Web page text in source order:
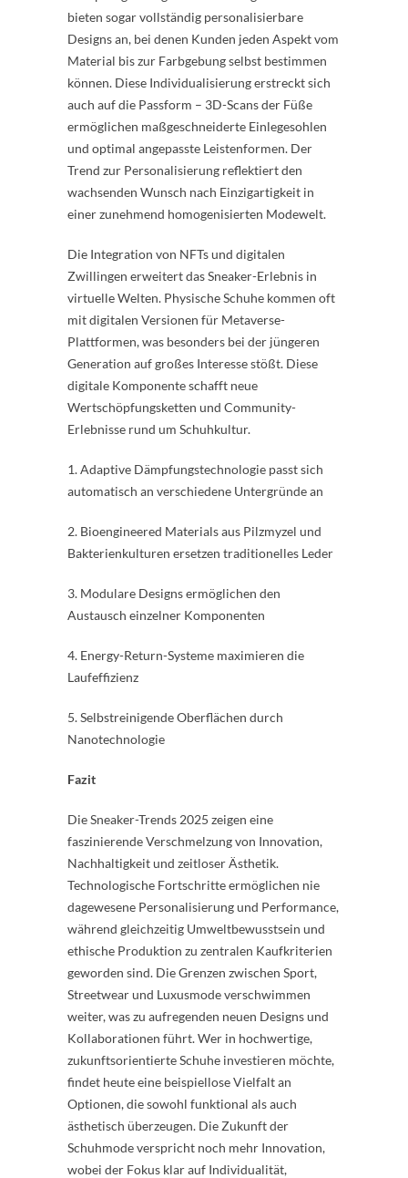
bieten sogar vollständig personalisierbare
Designs an, bei denen Kunden jeden Aspekt vom
Material bis zur Farbgebung selbst bestimmen
können. Diese Individualisierung erstreckt sich
auch auf die Passform – 3D-Scans der Füße
ermöglichen maßgeschneiderte Einlegesohlen
und optimal angepasste Leistenformen. Der
Trend zur Personalisierung reflektiert den
wachsenden Wunsch nach Einzigartigkeit in
einer zunehmend homogenisierten Modewelt.
Die Integration von NFTs und digitalen
Zwillingen erweitert das Sneaker-Erlebnis in
virtuelle Welten. Physische Schuhe kommen oft
mit digitalen Versionen für Metaverse-
Plattformen, was besonders bei der jüngeren
Generation auf großes Interesse stößt. Diese
digitale Komponente schafft neue
Wertschöpfungsketten und Community-
Erlebnisse rund um Schuhkultur.
1. Adaptive Dämpfungstechnologie passt sich
automatisch an verschiedene Untergründe an
2. Bioengineered Materials aus Pilzmyzel und
Bakterienkulturen ersetzen traditionelles Leder
3. Modulare Designs ermöglichen den
Austausch einzelner Komponenten
4. Energy-Return-Systeme maximieren die
Laufeffizienz
5. Selbstreinigende Oberflächen durch
Nanotechnologie
Fazit
Die Sneaker-Trends 2025 zeigen eine
faszinierende Verschmelzung von Innovation,
Nachhaltigkeit und zeitloser Ästhetik.
Technologische Fortschritte ermöglichen nie
dagewesene Personalisierung und Performance,
während gleichzeitig Umweltbewusstsein und
ethische Produktion zu zentralen Kaufkriterien
geworden sind. Die Grenzen zwischen Sport,
Streetwear und Luxusmode verschwimmen
weiter, was zu aufregenden neuen Designs und
Kollaborationen führt. Wer in hochwertige,
zukunftsorientierte Schuhe investieren möchte,
findet heute eine beispiellose Vielfalt an
Optionen, die sowohl funktional als auch
ästhetisch überzeugen. Die Zukunft der
Schuhmode verspricht noch mehr Innovation,
wobei der Fokus klar auf Individualität,